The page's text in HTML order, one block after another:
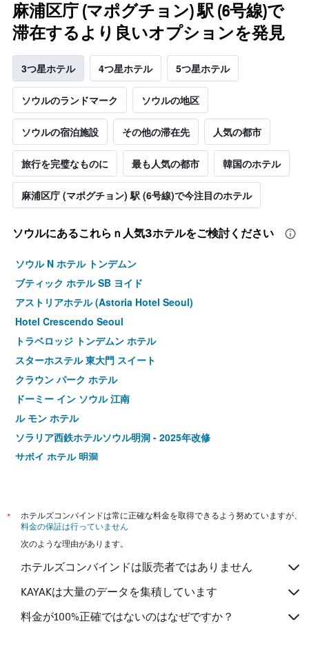
麻浦区庁 (マポグチョン) 駅 (6号線)で
滞在するより良いオプションを発見
3つ星ホテル 4つ星ホテル 5つ星ホテル
ソウルのランドマーク ソウルの地区
ソウルの宿泊施設 その他の滞在先 人気の都市
旅行を完璧なものに 最も人気の都市 韓国のホテル
麻浦区庁 (マポグチョン) 駅 (6号線)で今注目のホテル
ソウル​にあるこれらｎ人気3ホテルをご検討ください
ソウル N ホテル トンデムン
ブティック ホテル SB ヨイド
アストリアホテル (Astoria Hotel Seoul)
Hotel Crescendo Seoul
トラベロッジ トンデムン ホテル
スターホステル 東大門 スイート
クラウン パーク ホテル
ドーミー イン ソウル 江南
ル モン ホテル
ソラリア西鉄ホテルソウル明洞 - 2025年改修
サボイ ホテル 明洞
ウルチロ コープ レジデンス ドンデムン
ステイラック ホテル
K ゲストハウス トンデムン プレミアム
ホテル デウ イン
ドーミーイン Express Seoul 仁寺洞(インサドン)
セジョン ホテル ソウル ミョンドン
*
ホテルズコンバインドは常に正確な料金を取得できるよう努めていますが、
料金の保証は行っていません
次のような理由があります。
ホテルズコンバインドは販売者ではありません
KAYAKは大量のデータを集積しています
料金が100%正確ではないのはなぜですか？